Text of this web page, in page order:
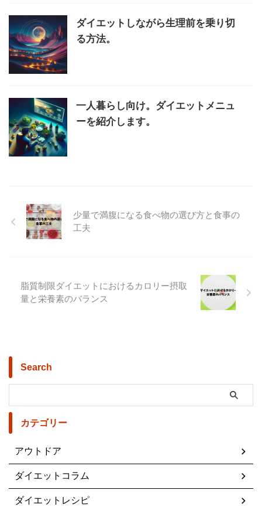
ダイエットしながら生理前を乗り切
る方法。
一人暮らし向け。ダイエットメニュ
ーを紹介します。
少量で満腹になる食べ物の選び方と食事の
工夫
脂質制限ダイエットにおけるカロリー摂取
量と栄養素のバランス
Search
カテゴリー
アウトドア
ダイエットコラム
ダイエットレシピ